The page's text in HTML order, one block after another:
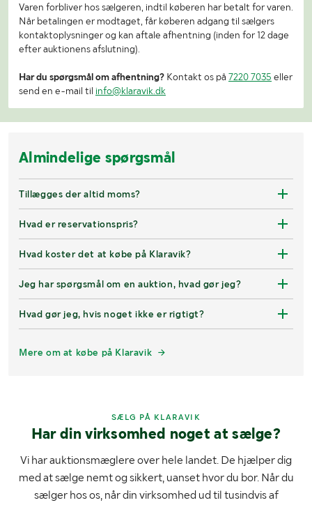
Varen forbliver hos sælgeren, indtil køberen har betalt for varen.
Når betalingen er modtaget, får køberen adgang til sælgers
kontaktoplysninger og kan aftale afhentning (inden for 12 dage
efter auktionens afslutning).
Har du spørgsmål om afhentning? Kontakt os på 7220 7035 eller
send en e-mail til info@klaravik.dk
Almindelige spørgsmål
Tillægges der altid moms?
Hvad er reservationspris?
Hvad koster det at købe på Klaravik?
Jeg har spørgsmål om en auktion, hvad gør jeg?
Hvad gør jeg, hvis noget ikke er rigtigt?
Mere om at købe på Klaravik
SÆLG PÅ KLARAVIK
Har din virksomhed noget at sælge?
Vi har auktionsmæglere over hele landet. De hjælper dig
med at sælge nemt og sikkert, uanset hvor du bor. Når du
sælger hos os, når din virksomhed ud til tusindvis af